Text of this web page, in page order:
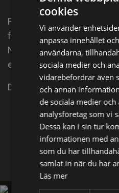
För mer än 3 miljoner år
framträdande plats i
Något som idag ses som
evolutionen.
Del 1 av 3.
Facebook X
cookies
Vi använder
anpassa innehållet
användarna,
sociala medier och
vidarebefordrar även
och annan
de sociala medier och
analysföretag som vi
Dessa kan i sin tur
informationen med
som du har
samlat in när du har
Läs mer